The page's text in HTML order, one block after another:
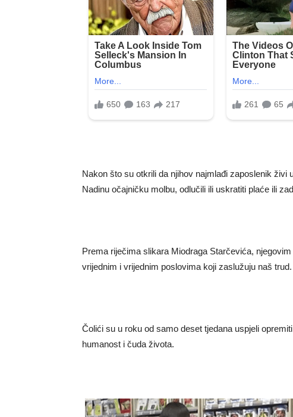
Nakon što su otkrili da njihov najmlađi zaposlenik
Nadinu očajničku molbu, odlučili ili uskratiti plaće ili
Prema riječima slikara Miodraga Starčevića,
vrijednim i vrijednim poslovima koji zaslužuju naš trud.
Čolići su u roku od samo deset tjedana uspjeli
humanost i čuda života.